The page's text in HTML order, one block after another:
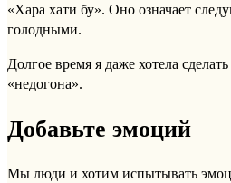
«Хара хати бу». Оно означает
голодными.
Долгое время я даже хотела
«недогона».
Добавьте эмоций
Мы люди и хотим испытывать